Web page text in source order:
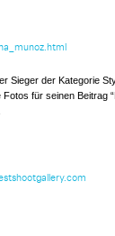
Sieger der Kategorie
für seinen Beitrag